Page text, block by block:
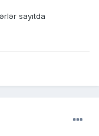
sayıtda